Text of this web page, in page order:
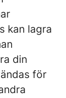
kan lagra
din
för